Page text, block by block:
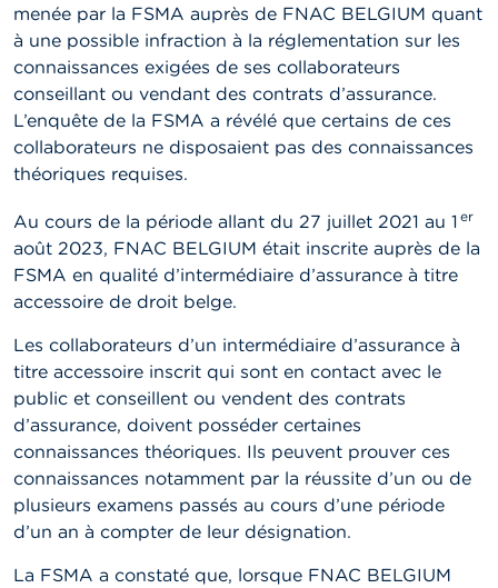
t
é
s
e
t
M
i
s
e
e
n
g
a
r
e
E
m
p
l
o
s
C
menée par la FSMA auprès de FNAC BELGIUM quant
à une possible infraction à la réglementation sur les
connaissances exigées de ses collaborateurs
conseillant ou vendant des contrats d’assurance.
L’enquête de la FSMA a révélé que certains de ces
collaborateurs ne disposaient pas des connaissances
théoriques requises.
Au cours de la période allant du 27 juillet 2021 au 1 er
août 2023, FNAC BELGIUM était inscrite auprès de la
FSMA en qualité d’intermédiaire d’assurance à titre
accessoire de droit belge.
Les collaborateurs d’un intermédiaire d’assurance à
titre accessoire inscrit qui sont en contact avec le
public et conseillent ou vendent des contrats
d’assurance, doivent posséder certaines
connaissances théoriques. Ils peuvent prouver ces
connaissances notamment par la réussite d’un ou de
plusieurs examens passés au cours d’une période
d’un an à compter de leur désignation.
La FSMA a constaté que, lorsque FNAC BELGIUM